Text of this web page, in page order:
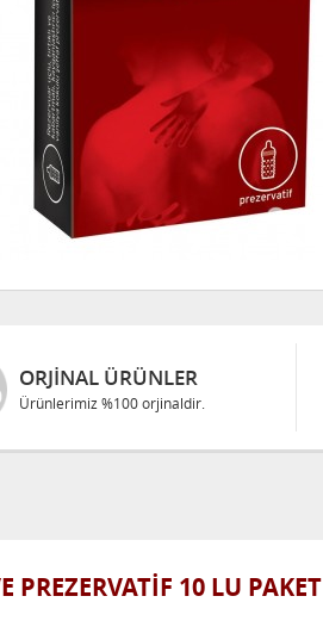
ORJINAL ÜRÜNLER
Ürünlerimiz %100 orjinaldir.
PREZERVATİF 10 LU PAKET